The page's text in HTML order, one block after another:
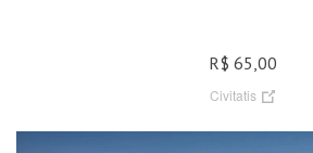
R$ 65,00
Civitatis